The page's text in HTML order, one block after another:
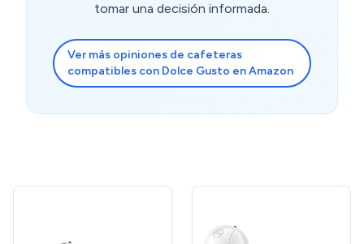
tomar una decisión informada.
Ver más opiniones de cafeteras
compatibles con Dolce Gusto en Amazon